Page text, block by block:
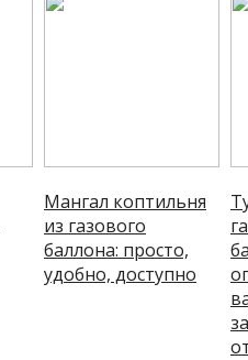
Мангал коптильня
из газового
баллона: просто,
удобно, доступно